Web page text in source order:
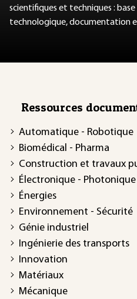
scientifiques et techniques :
technologique, documentation
Ressources
Automatique - Robotique
Biomédical - Pharma
Construction et travaux
Électronique - Photonique
Énergies
Environnement - Sécurité
Génie industriel
Ingénierie des transports
Innovation
Matériaux
Mécanique